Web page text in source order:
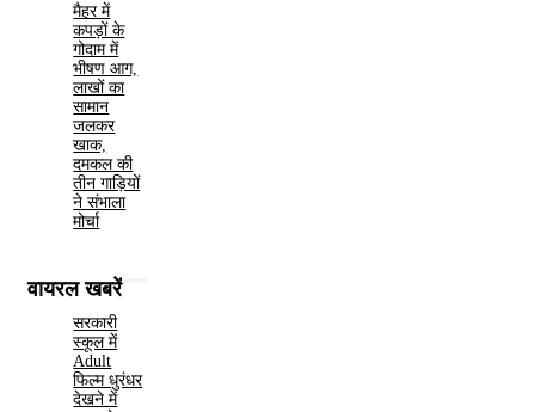
मैहर में
कपड़ों के
गोदाम में
भीषण आग,
लाखों का
सामान
जलकर
खाक,
दमकल की
तीन गाड़ियों
ने संभाला
मोर्चा
वायरल खबरें
सरकारी
स्कूल में
Adult
फिल्म धुरंधर
देखने में